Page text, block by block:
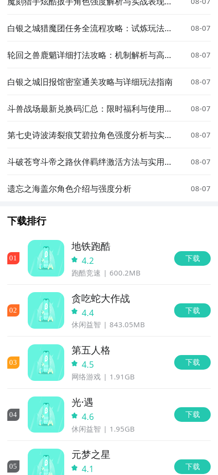
白银之城猎魔团任务全流程攻略：试炼玩法详
08-07
轮回之兽鹿魈详细打法攻略：机制解析与高效
08-07
白银之城旧报馆密室通关攻略与详细玩法指南 08-07
斗兽战场最新兑换码汇总：限时福利与使用方
08-07
第七史诗波涛裂痕艾碧拉角色强度分析与实战
08-07
斗破苍穹斗帝之路伙伴羁绊激活方法与实用技
08-07
遗忘之海盖尔角色介绍与强度分析 08-07
下载排行
01
地铁跑酷
4.2
跑酷竞速 600.2MB
下载
02
贪吃蛇大作战
4.4
休闲益智 843.05MB
下载
03
第五人格
4.5
网络游戏 1.91GB
下载
04
光·遇
4.6
休闲益智 1.95GB
下载
05
元梦之星
4.1 下载